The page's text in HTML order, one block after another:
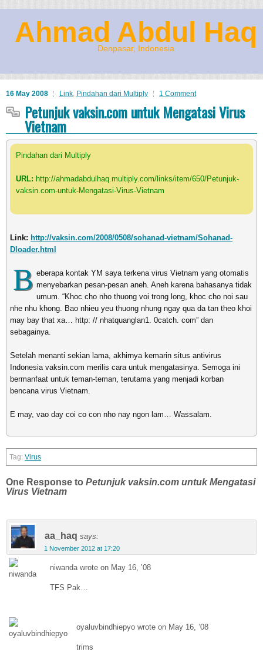
Ahmad Abdul Haq
Denpasar, Indonesia
16 May 2008 Link, Pindahan dari Multiply 1 Comment
Petunjuk vaksin.com untuk Mengatasi Virus
Vietnam
Pindahan dari Multiply
URL: http://ahmadabdulhaq.multiply.com/links/item/650/Petunjuk-
vaksin.com-untuk-Mengatasi-Virus-Vietnam
Link: http://vaksin.com/2008/0508/sohanad-vietnam/Sohanad-
Dloader.html
B eberapa kontak YM saya terkena virus Vietnam yang otomatis
menyebarkan pesan-pesan aneh. Aneh karena bahasanya tidak
umum. “Khoc cho nho thuong voi trong long, khoc cho noi sau
nhe nhu khong. Bao nhieu yeu thuong nhung ngay qua da tan theo khoi
may bay that xa… http: // nhatquanglan1. 0catch. com” dan
sebagainya.
Setelah menanti sekian lama, akhirnya kemarin situs antivirus
Indonesia vaksin.com merilis cara untuk mengatasinya. Semoga ini
bermanfaat untuk teman-teman, terutama yang menjadi korban
bencana virus Vietnam.
E may, vao day coi co con nho nay ngon lam… Wassalam.
Virus
One Response to Petunjuk vaksin.com untuk Mengatasi
Virus Vietnam
aa_haq says:
1 November 2012 at 17:20
niwanda wrote on May 16, ’08
TFS Pak…
oyaluvbindhiepyo wrote on May 16, ’08
trims